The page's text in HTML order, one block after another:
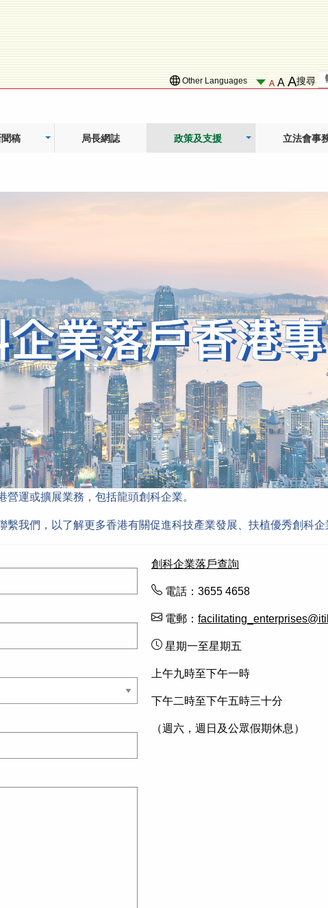
Other Languages A A A搜尋
稿 局長網誌 政策及支援 立法會事
運或擴展業務，包括龍頭創科企業。
我們，以了解更多香港有關促進科技產業發展、扶植優秀創科企
創科企業落戶查詢
電話：3655 4658
電郵：
星期一至星期五
上午九時至下午一時
下午二時至下午五時三十分
（週六，週日及公眾假期休息）